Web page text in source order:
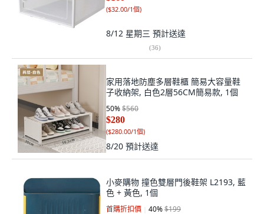
($32.00/1個)
8/12 星期三 預計送達
(36)
家用落地防塵多層鞋櫃 簡易大容量鞋
子收納架, 白色2層56CM簡易款, 1個
50%$560
$280
($280.00/1個)
8/20 預計送達
小麥購物 撞色雙層門後鞋架 L2193, 藍
色 + 黃色, 1個
首購折扣價 40%$199